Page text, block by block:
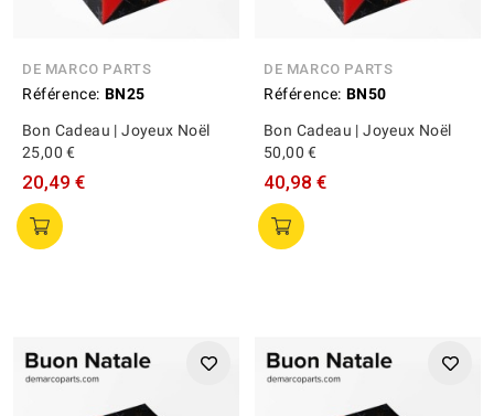
DE MARCO PARTS
Référence: BN25
Bon Cadeau | Joyeux Noël
25,00 €
20,49 €
DE MARCO PARTS
Référence: BN50
Bon Cadeau | Joyeux Noël
50,00 €
40,98 €